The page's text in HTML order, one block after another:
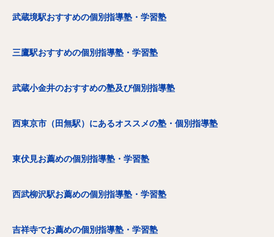
武蔵境駅おすすめの個別指導塾・学習塾
三鷹駅おすすめの個別指導塾・学習塾
武蔵小金井のおすすめの塾及び個別指導塾
西東京市（田無駅）にあるオススメの塾・個別指導塾
東伏見お薦めの個別指導塾・学習塾
西武柳沢駅お薦めの個別指導塾・学習塾
吉祥寺でお薦めの個別指導塾・学習塾